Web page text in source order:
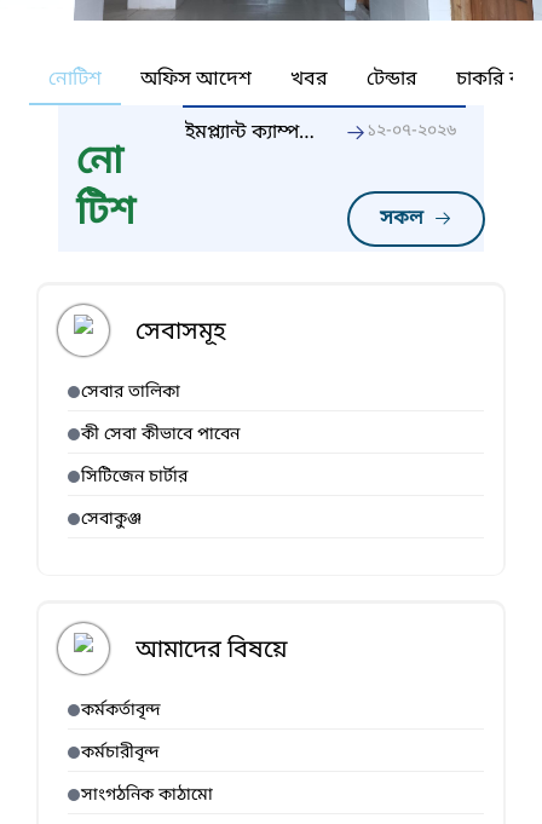
নোটিশ অফিস আদেশ খবর টেন্ডার চাকরি
নো
টিশ
সকল
ইমপ্ল্যান্ট ক্যাম্প
১২-০৭-২০২৬
সেবাসমূহ
সেবার তালিকা
কী সেবা কীভাবে পাবেন
সিটিজেন চার্টার
সেবাকুঞ্জ
আমাদের বিষয়ে
কর্মকর্তাবৃন্দ
কর্মচারীবৃন্দ
সাংগঠনিক কাঠামো